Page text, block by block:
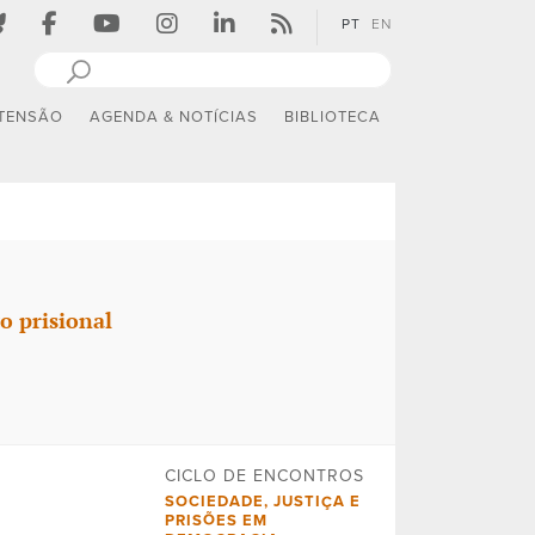
PT EN
AGENDA & NOTÍCIAS BIBLIOTECA
prisional
CICLO DE ENCONTROS
SOCIEDADE, JUSTIÇA E
PRISÕES EM